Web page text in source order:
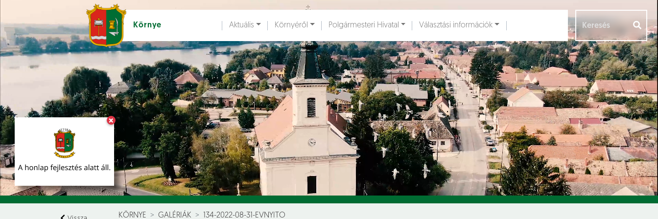
×
Környe
Ugrás a fő tartalomhoz
Aktuális Környéről Polgármesteri Hivatal Választási információk
KÖRNYE GALÉRIÁK 134-2022-08-31-EVNYITO
Hírek [ Események [] Dokumentumok [] Aloldalak []